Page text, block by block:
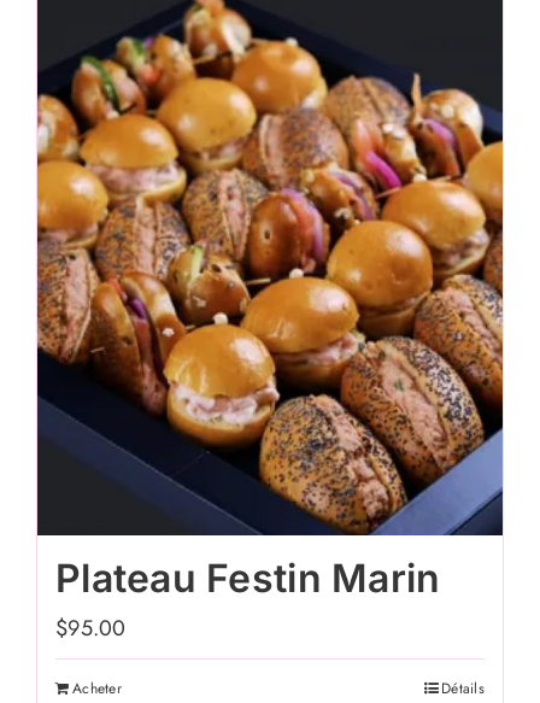
Plateau Festin Marin
$95.00
Acheter Détails